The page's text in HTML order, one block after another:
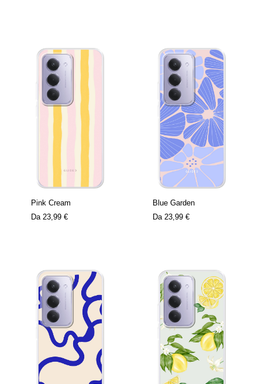
Pink Cream
Da 23,99 €
Blue Garden
Da 23,99 €